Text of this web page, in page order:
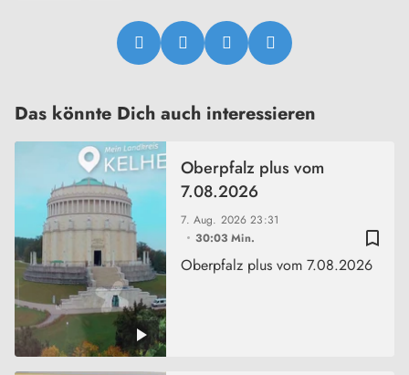
Das könnte Dich auch interessieren
bookmark_border
7. Aug. 202623:31
30:03 Min.
Oberpfalz plus vom
7.08.2026
Oberpfalz plus vom 7.08.2026